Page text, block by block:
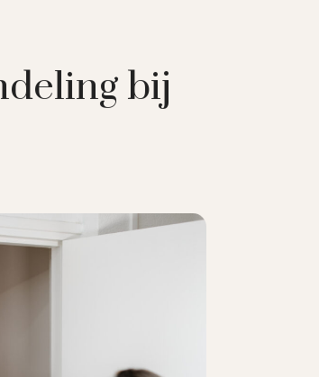
bij